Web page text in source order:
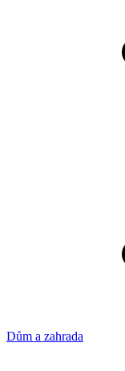
Dům a zahrada